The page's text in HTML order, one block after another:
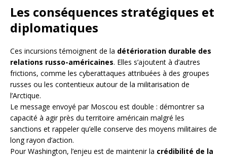
Les conséquences stratégiques et
diplomatiques
Ces incursions témoignent de la détérioration durable des
relations russo-américaines. Elles s’ajoutent à d’autres
frictions, comme les cyberattaques attribuées à des groupes
russes ou les contentieux autour de la militarisation de
l’Arctique.
Le message envoyé par Moscou est double : démontrer sa
capacité à agir près du territoire américain malgré les
sanctions et rappeler qu’elle conserve des moyens militaires de
long rayon d’action.
Pour Washington, l’enjeu est de maintenir la crédibilité de la